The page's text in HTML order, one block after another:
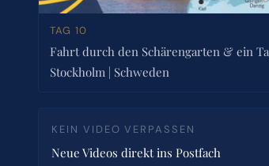
TAG 10
Fahrt durch den Schärengarten & ein
Stockholm | Schweden
KEIN VIDEO VERPASSEN
Neue Videos direkt ins Postfach